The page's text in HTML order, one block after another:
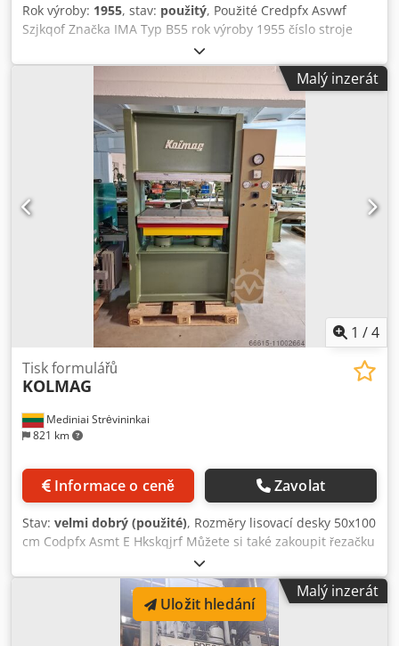
Rok výroby: 1955, stav: použitý, Použité Credpfx Asvwf
Szjkqof Značka IMA Typ B55 rok výroby 1955 číslo stroje
0/650 Lisovací válec pneumatický 4 Stůl 2900x1300 mm
pracovní výška 750 mm max. tloušťka materiálu cca 200
mm Místo uskladnění 97447 Gerolzhofen, volně ložené,
rozbalené. Předání ve stavu po kontrole Bez záruky a
Malý inzerát
1 /4
Mediniai Strėvininkai
821 km
Tisk formulářů
KOLMAG
Informace o ceně Zavolat
Stav: velmi dobrý (použité), Rozměry lisovací desky 50x100
cm Codpfx Asmt E Hkskqjrf Můžete si také zakoupit řezačku
kopií. Stroj nepracoval v Litvě. Můžete nám zavolat nebo
napsat. Umíme mluvit a psát německy a rusky. Zprávy
můžete posílat také v angličtině. Mnoho strojů máme také
Malý inzerát
Uložit hledání